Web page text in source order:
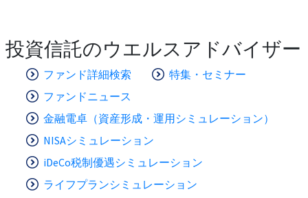
投資信託のウエルスアドバイザー
ファンド詳細検索
特集・セミナー
ファンドニュース
金融電卓（資産形成・運用シミュレーション）
NISAシミュレーション
iDeCo税制優遇シミュレーション
ライフプランシミュレーション